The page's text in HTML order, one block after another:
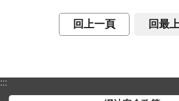
回上一頁 回最
:::